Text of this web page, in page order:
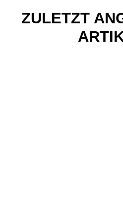
ZULETZT